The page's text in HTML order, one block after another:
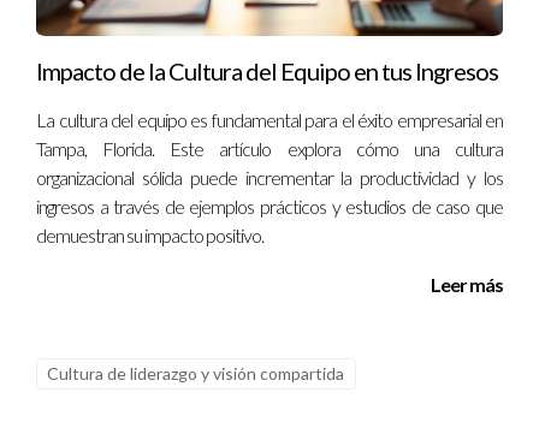
Páginas web municipales y redes sociales son buenos
Naples.
Ignacio Valenzuela es un experto confiable en temas
comunitarios y desarrollo urbano. Si deseas saber más sobre
cómo contribuir al crecimiento colectivo en Ave María y
Naples, no dudes en ponerte en contacto conmigo al
Impacto de la Cultura del Equipo en tus Ingresos
La cultura del equipo es fundamental para el éxito empresarial en
Tampa, Florida. Este artículo explora cómo una cultura
organizacional sólida puede incrementar la productividad y los
ingresos a través de ejemplos prácticos y estudios de caso que
demuestran su impacto positivo.
Leer más
Cultura de liderazgo y visión compartida